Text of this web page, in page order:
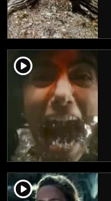
player2
player2